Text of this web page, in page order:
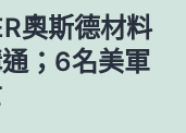
奧斯德材料
；6名美軍